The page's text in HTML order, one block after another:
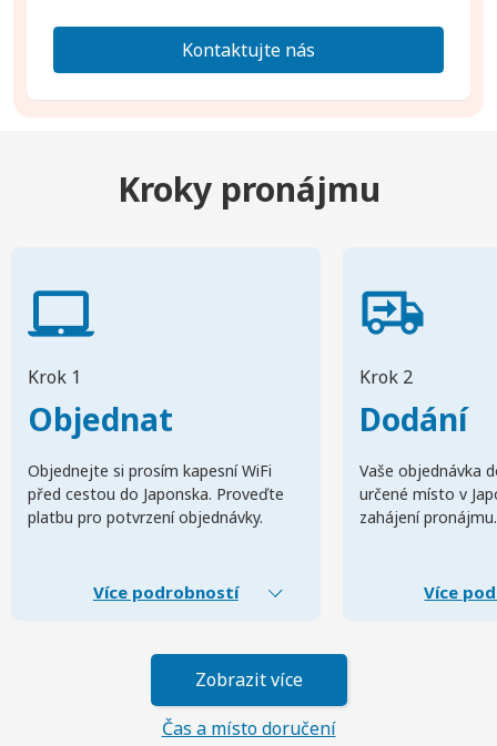
Kontaktujte nás
Kroky pronájmu
Krok 1
Objednat
Objednejte si prosím kapesní WiFi
před cestou do Japonska. Proveďte
platbu pro potvrzení objednávky.
Více podrobností
Krok 2
Dodání
Vaše objednávka
určené místo v
zahájení pronájmu.
Více
Zobrazit více
Čas a místo doručení